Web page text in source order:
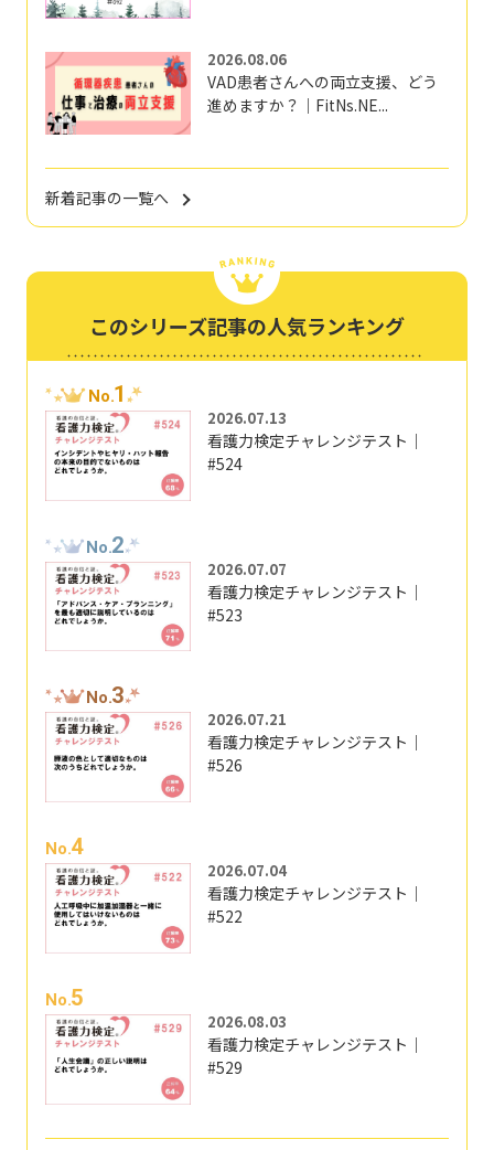
2026.08.06
VAD患者さんへの両立支援、どう
進めますか？｜FitNs.NE...
新着記事の一覧へ
このシリーズ記事の人気ランキング
No.1
2026.07.13
看護力検定チャレンジテスト｜
#524
No.2
2026.07.07
看護力検定チャレンジテスト｜
#523
No.3
2026.07.21
看護力検定チャレンジテスト｜
#526
No.4
2026.07.04
看護力検定チャレンジテスト｜
#522
No.5
2026.08.03
看護力検定チャレンジテスト｜
#529